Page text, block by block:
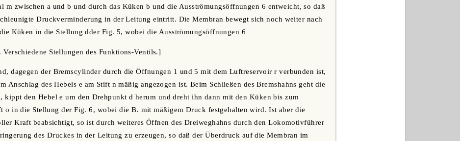
m zwischen a und b und durch das Küken b und die Ausströmungsöffnungen 6 entweicht, so daß
Druckverminderung in der Leitung eintritt. Die Membran bewegt sich noch weiter nach
Küken in die Stellung dder Fig. 5, wobei die Ausströmungsöffnungen 6
Stellungen des Funktions-Ventils.]
dagegen der Bremscylinder durch die Öffnungen 1 und 5 mit dem Luftreservoir r verbunden ist,
Anschlag des Hebels e am Stift n mäßig angezogen ist. Beim Schließen des Bremshahns geht die
kippt den Hebel e um den Drehpunkt d herum und dreht ihn dann mit den Küken bis zum
o in die Stellung der Fig. 6, wobei die B. mit mäßigem Druck festgehalten wird. Ist aber die
Kraft beabsichtigt, so ist durch weiteres Öffnen des Dreiweghahns durch den Lokomotivführer
des Druckes in der Leitung zu erzeugen, so daß der Überdruck auf die Membran im